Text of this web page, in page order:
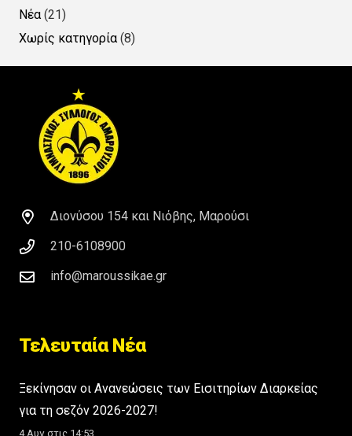
Νέα(21)
Χωρίς κατηγορία(8)
Διονύσου 154 και Νιόβης, Μαρούσι
210-6108900
info@maroussikae.gr
Τελευταία Νέα
Ξεκίνησαν οι Ανανεώσεις των Εισιτηρίων Διαρκείας
για τη σεζόν 2026-2027!
4 Αυγ στις 14:53